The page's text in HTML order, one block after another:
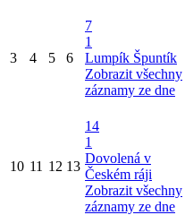
3 4 5 6
7
1
Lumpík Špuntík
Zobrazit všechny
záznamy ze dne
10 11 12 13
14
1
Dovolená v
Českém ráji
Zobrazit všechny
záznamy ze dne